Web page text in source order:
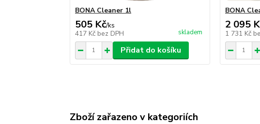
BONA Cleaner 1l
505 Kč/ks
417 Kč bez DPH skladem
Přidat do košíku
BONA
2 095
1 731 Kč
Zboží zařazeno v kategoriích